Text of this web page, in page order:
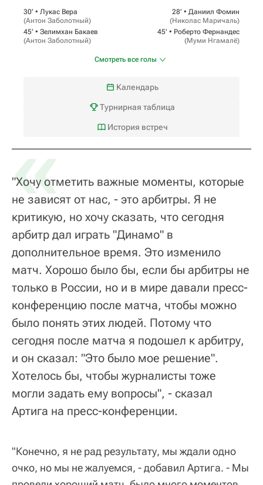
30‎’‎ • Лукас Вера
(Антон Заболотный)
45‎’‎ • Зелимхан Бакаев
(Антон Заболотный)
28‎’‎ • Даниил Фомин
(Николас Маричаль)
45‎’‎ • Роберто Фернандес
(Муми Нгамалё)
Смотреть все голы
Календарь
Турнирная таблица
История встреч
«
"Хочу отметить важные моменты, которые
не зависят от нас, - это арбитры. Я не
критикую, но хочу сказать, что сегодня
арбитр дал играть "Динамо" в
дополнительное время. Это изменило
матч. Хорошо было бы, если бы арбитры не
только в России, но и в мире давали пресс-
конференцию после матча, чтобы можно
было понять этих людей. Потому что
сегодня после матча я подошел к арбитру,
и он сказал: "Это было мое решение".
Хотелось бы, чтобы журналисты тоже
могли задать ему вопросы", - сказал
Артига на пресс-конференции.
"Конечно, я не рад результату, мы ждали одно
очко, но мы не жалуемся, - добавил Артига. - Мы